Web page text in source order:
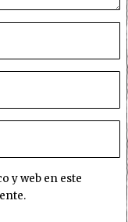
y web en este